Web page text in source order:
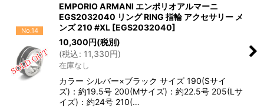
No.14
EMPORIO ARMANI エンポリオアルマーニ
EGS2032040 リング RING 指輪 アクセサリー メ
ンズ 210 #XL [EGS2032040]
10,300 円(税別)
(税込: 11,330円)
在庫なし
カラー シルバー×ブラック サイズ 190(Sサイ
ズ)：約19.5号 200(Mサイズ)：約22.5号 205(Lサ
イズ)：約24号 210(…